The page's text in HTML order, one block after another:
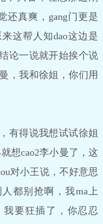
还真爽，gang门更是
这帮人知dao这边是
论一说就开始挨个说
，我和徐姐，你们用
有得说我想试试徐姐
想cao2李小曼了，这
对小王说，不好意思
都别抢啊，我ma上
我要狂插了，你忍忍